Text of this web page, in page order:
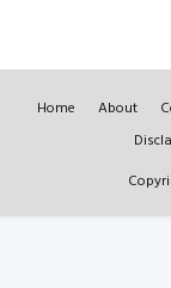
Home About